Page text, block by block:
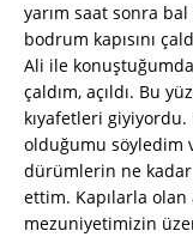
yarım saat sonra
bodrum kapısını
Ali ile konuştuğumda
çaldım, açıldı. Bu
kıyafetleri
olduğumu söyledim
dürümlerin ne
ettim. Kapılarla olan
mezuniyetimizin